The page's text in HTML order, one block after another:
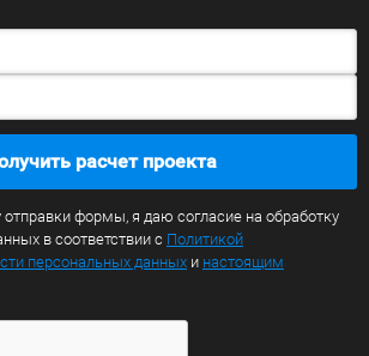
расчет проекта
формы, я даю согласие на обработку
в соответствии с Политикой
персональных данных и настоящим